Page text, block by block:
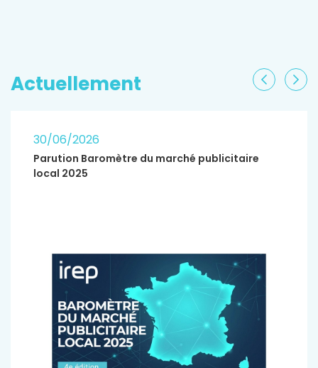
Actuellement
30/06/2026
Parution Baromètre du marché publicitaire
local 2025